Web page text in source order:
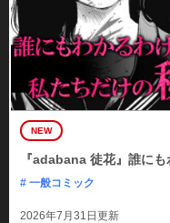
NEW
『adabana 徒花』誰に
# 一般コミック
2026年7月31日更新